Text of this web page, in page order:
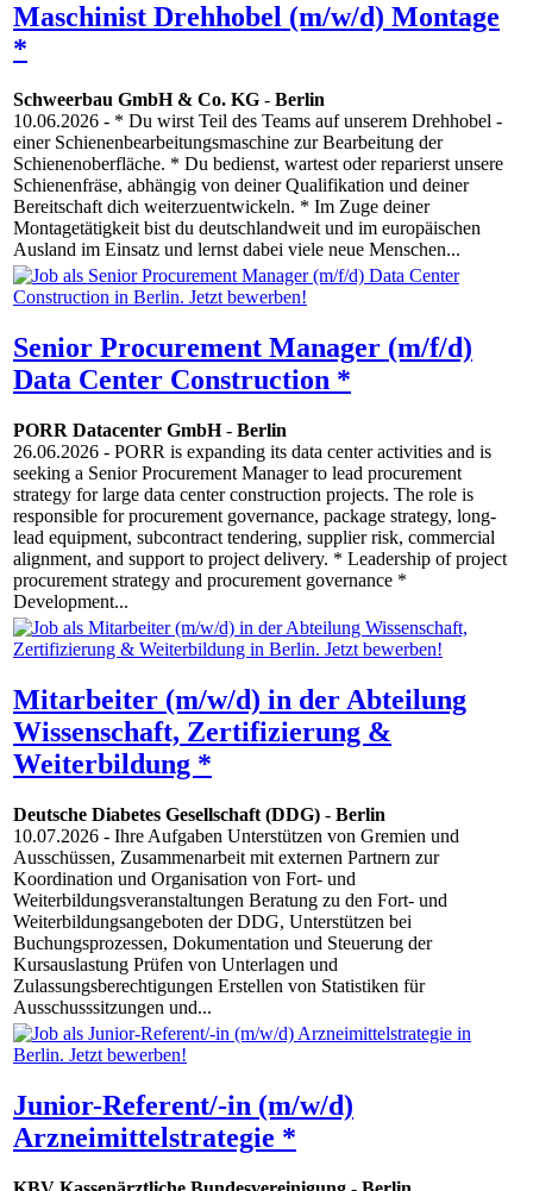
Maschinist Drehhobel (m/w/d) Montage
*
Schweerbau GmbH & Co. KG - Berlin
10.06.2026 - * Du wirst Teil des Teams auf unserem Drehhobel -
einer Schienenbearbeitungsmaschine zur Bearbeitung der
Schienenoberfläche. * Du bedienst, wartest oder reparierst unsere
Schienenfräse, abhängig von deiner Qualifikation und deiner
Bereitschaft dich weiterzuentwickeln. * Im Zuge deiner
Montagetätigkeit bist du deutschlandweit und im europäischen
Ausland im Einsatz und lernst dabei viele neue Menschen...
Senior Procurement Manager (m/f/d)
Data Center Construction *
PORR Datacenter GmbH- Berlin
26.06.2026 - PORR is expanding its data center activities and is
seeking a Senior Procurement Manager to lead procurement
strategy for large data center construction projects. The role is
responsible for procurement governance, package strategy, long-
lead equipment, subcontract tendering, supplier risk, commercial
alignment, and support to project delivery. * Leadership of project
procurement strategy and procurement governance *
Development...
Mitarbeiter (m/w/d) in der Abteilung
Wissenschaft, Zertifizierung &
Weiterbildung *
Deutsche Diabetes Gesellschaft (DDG) - Berlin
10.07.2026 - Ihre Aufgaben Unterstützen von Gremien und
Ausschüssen, Zusammenarbeit mit externen Partnern zur
Koordination und Organisation von Fort- und
Weiterbildungsveranstaltungen Beratung zu den Fort- und
Weiterbildungsangeboten der DDG, Unterstützen bei
Buchungsprozessen, Dokumentation und Steuerung der
Kursauslastung Prüfen von Unterlagen und
Zulassungsberechtigungen Erstellen von Statistiken für
Ausschusssitzungen und...
Junior-Referent/-in (m/w/d)
Arzneimittelstrategie *